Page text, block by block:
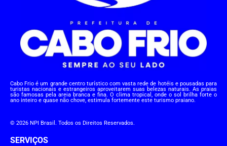
Cabo Frio é um grande centro turístico com vasta rede de hotéis e pousadas para
turistas nacionais e estrangeiros aproveitarem suas belezas naturais. As praias
são famosas pela areia branca e fina. O clima tropical, onde o sol brilha forte o
ano inteiro e quase não chove, estimula fortemente este turismo praiano.
© 2026 NPI Brasil. Todos os Direitos Reservados.
SERVIÇOS